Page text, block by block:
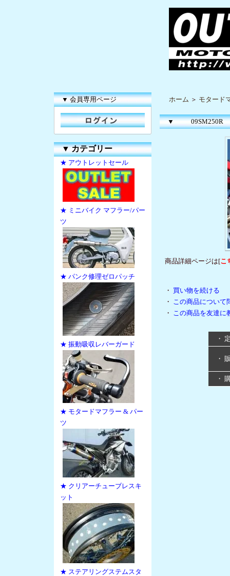
▼ 会員専用ページ
▼カテゴリー
★ アウトレットセール
★ ミニバイク マフラー/パー
ツ
★ パンク修理ゼロパッチ
★ 振動吸収レバーガード
★ モタードマフラー & パー
ツ
★ クリアーチューブレスキ
ット
★ ステアリングステムスタ
ホーム ＞ モタード
▼ 09SM250R
商品詳細ページは[こ
・ 買い物を続ける
・ この商品について
・ この商品を友達に
・
・
・